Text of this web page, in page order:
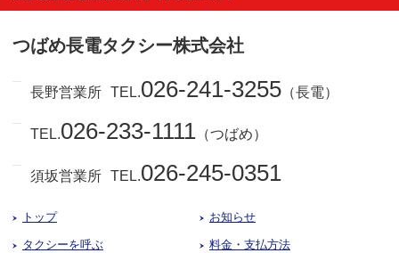
つばめ長電タクシー株式会社
長野営業所 TEL.026-241-3255 （長電）
TEL.026-233-1111 （つばめ）
須坂営業所 TEL.026-245-0351
トップ お知らせ
タクシーを呼ぶ 料金・支払方法